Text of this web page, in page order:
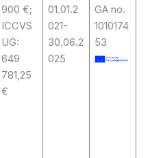
900 €;
ICCVS
UG:
649
781,25
€
01.01.2
021-
30.06.2
025
GA no.
1010174
53